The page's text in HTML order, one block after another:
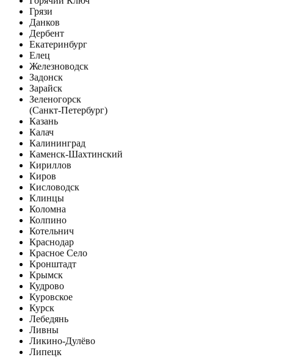
Грязи
Данков
Дербент
Екатеринбург
Елец
Железноводск
Задонск
Зарайск
Зеленогорск
(Санкт-Петербург)
Казань
Калач
Калининград
Каменск-Шахтинский
Кириллов
Киров
Кисловодск
Клинцы
Коломна
Колпино
Котельнич
Краснодар
Красное Село
Кронштадт
Крымск
Кудрово
Куровское
Курск
Лебедянь
Ливны
Ликино-Дулёво
Липецк